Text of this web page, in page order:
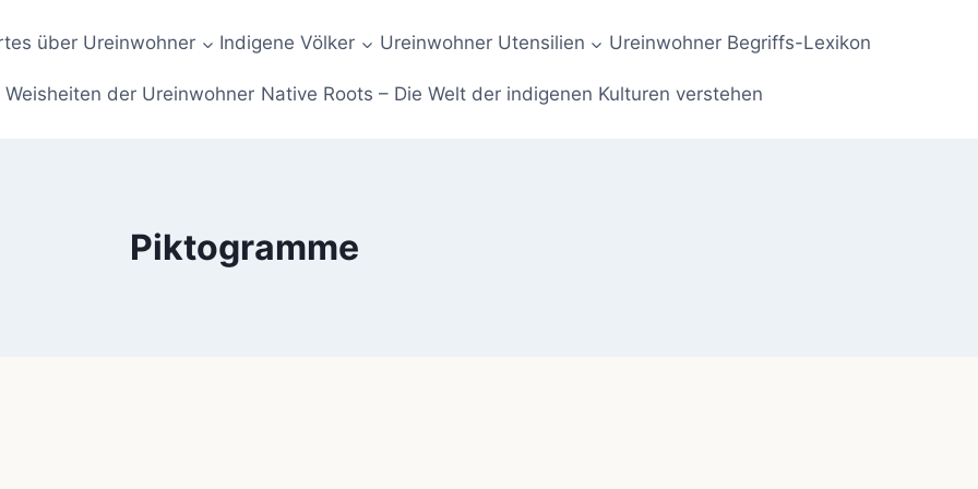
über Ureinwohner Indigene Völker Ureinwohner Utensilien Ureinwohner Begriffs-Lexikon
Weisheiten der Ureinwohner Native Roots – Die Welt der indigenen Kulturen verstehen
Piktogramme